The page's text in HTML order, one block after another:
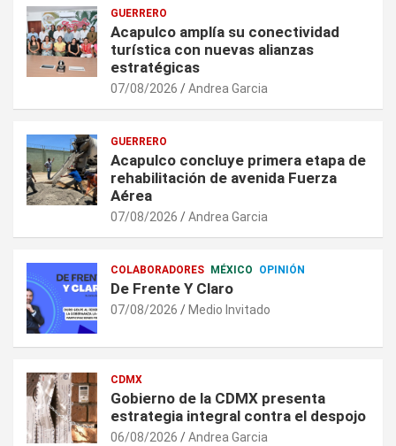
GUERRERO
Acapulco amplía su conectividad
turística con nuevas alianzas
estratégicas
07/08/2026 Andrea Garcia
GUERRERO
Acapulco concluye primera etapa de
rehabilitación de avenida Fuerza
Aérea
07/08/2026 Andrea Garcia
COLABORADORES MÉXICO OPINIÓN
De Frente Y Claro
07/08/2026 Medio Invitado
CDMX
Gobierno de la CDMX presenta
estrategia integral contra el despojo
06/08/2026 Andrea Garcia